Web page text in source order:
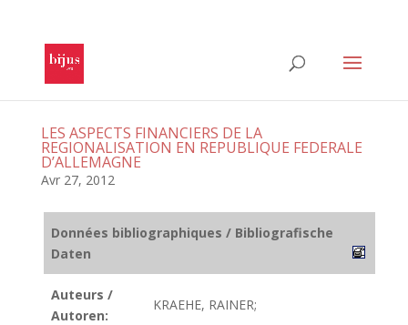
LES ASPECTS FINANCIERS DE LA
REGIONALISATION EN REPUBLIQUE FEDERALE
D’ALLEMAGNE
Avr 27, 2012
Données bibliographiques / Bibliografische
Daten
Auteurs /
Autoren:
KRAEHE, RAINER;